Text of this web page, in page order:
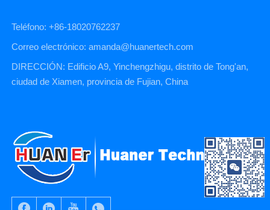
Teléfono: +86-18020762237
Correo electrónico: amanda@huanertech.com
DIRECCIÓN: Edificio A9, Yinchengzhigu, distrito de Tong'an,
ciudad de Xiamen, provincia de Fujian, China